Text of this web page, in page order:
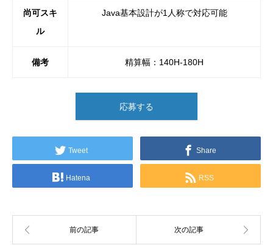
尚可スキ
ル
Java基本設計が1人称で対応可能
備考 精算幅：140H-180H
応募する
Tweet Share
Hatena RSS